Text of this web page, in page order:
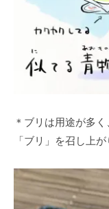
＊ブリは用途が多
「ブリ」を召し上